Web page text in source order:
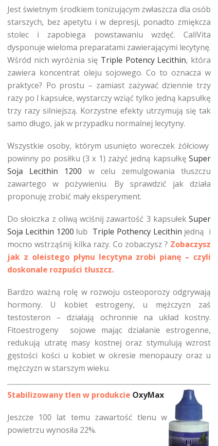
Jest świetnym środkiem tonizującym zwłaszcza dla osób
starszych, bez apetytu i w depresji, ponadto zmiękcza
stolec i zapobiega powstawaniu wzdęć. CaliVita
dysponuje wieloma preparatami zawierającymi lecytynę.
Wśród nich wyróżnia się Triple Potency Lecithin, która
zawiera koncentrat oleju sojowego. Co to oznacza w
praktyce? Po prostu – zamiast zażywać dziennie trzy
razy po l kapsułce, wystarczy wziąć tylko jedną kapsułkę
trzy razy silniejszą. Korzystne efekty utrzymują się tak
samo długo, jak w przypadku normalnej lecytyny.
Wszystkie osoby, którym usunięto woreczek żółciowy
powinny po posiłku (3 x 1) zażyć jedną kapsułkę Super
Soja Lecithin 1200 w celu zemulgowania tłuszczu
zawartego w pożywieniu. By sprawdzić jak działa
proponuję zrobić mały eksperyment.
Do słoiczka z oliwą wciśnij zawartość 3 kapsułek Super
Soja Lecithin 1200 lub Triple Pothency Lecithin jedną i
mocno wstrząśnij kilka razy. Co zobaczysz ? Zobaczysz
jak z oleistego płynu lecytyna zrobi pianę – czyli
doskonale rozpuści tłuszcz.
Bardzo ważną rolę w rozwoju osteoporozy odgrywają
hormony. U kobiet estrogeny, u mężczyzn zaś
testosteron – działają ochronnie na układ kostny.
Fitoestrogeny sojowe mając działanie estrogenne,
redukują utratę masy kostnej oraz stymulują wzrost
gęstości kości u kobiet w okresie menopauzy oraz u
mężczyzn w starszym wieku.
Stabilizowany tlen w produkcie OxyMax
Jeszcze 100 lat temu zawartość tlenu w
powietrzu wynosiła 22%.